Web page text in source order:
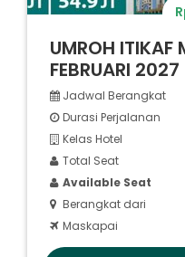
UMROH ITIKAF
Jadwal Berangkat
Durasi Perjalanan
Kelas Hotel
Total Seat
Available Seat
Berangkat dari
Maskapai